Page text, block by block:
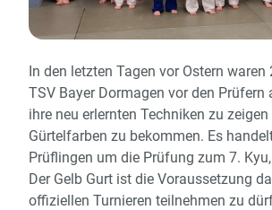
In den letzten Tagen vor Ostern
TSV Bayer Dormagen vor den Prüfern
ihre neu erlernten Techniken zu
Gürtelfarben zu bekommen. Es
Prüflingen um die Prüfung zum 7.
Der Gelb Gurt ist die Voraussetzung
offiziellen Turnieren teilnehmen zu